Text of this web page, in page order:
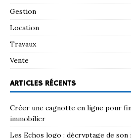
Gestion
Location
Travaux
Vente
ARTICLES RÉCENTS
Créer une cagnotte en ligne pour
immobilier
Les Echos logo : décryptage de